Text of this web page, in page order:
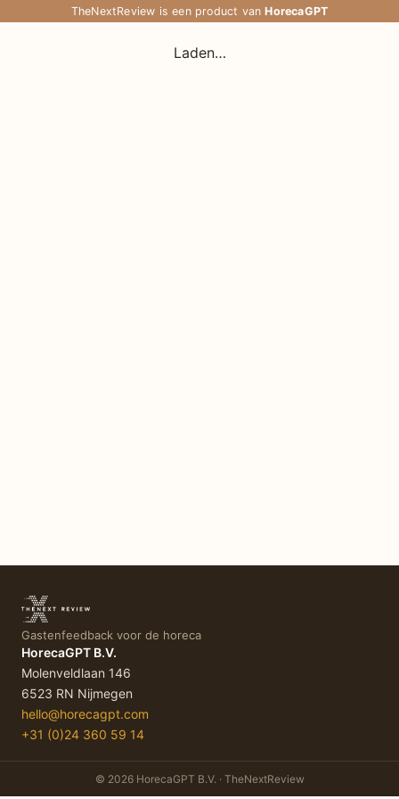
TheNextReview is een product vanHorecaGPT
Laden…
Gastenfeedback voor de horeca
HorecaGPT B.V.
Molenveldlaan 146
6523 RN Nijmegen
hello@horecagpt.com
+31 (0)24 360 59 14
© 2026HorecaGPT B.V. · TheNextReview